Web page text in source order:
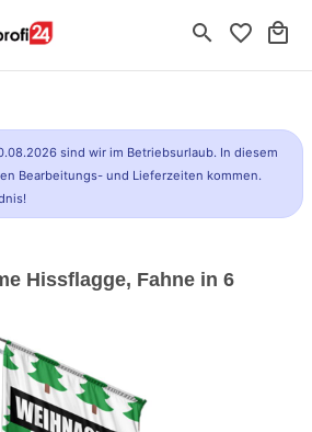
search favorite_border local_mall
sind wir im Betriebsurlaub. In diesem
Bearbeitungs- und Lieferzeiten kommen.
Hissflagge, Fahne in 6